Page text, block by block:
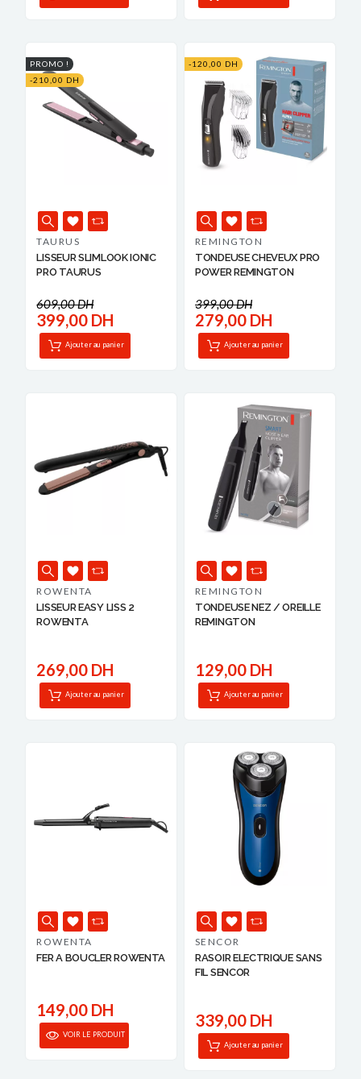
PROMO !
-210,00 DH
TAURUS
LISSEUR SLIMLOOK IONIC
PRO TAURUS
609,00 DH
399,00 DH
Ajouter au panier
-120,00 DH
REMINGTON
TONDEUSE CHEVEUX PRO
POWER REMINGTON
399,00 DH
279,00 DH
Ajouter au panier
ROWENTA
LISSEUR EASY LISS 2
ROWENTA
269,00 DH
Ajouter au panier
REMINGTON
TONDEUSE NEZ / OREILLE
REMINGTON
129,00 DH
Ajouter au panier
ROWENTA
FER A BOUCLER ROWENTA
149,00 DH
VOIR LE PRODUIT
SENCOR
RASOIR ELECTRIQUE SANS
FIL SENCOR
339,00 DH
Ajouter au panier